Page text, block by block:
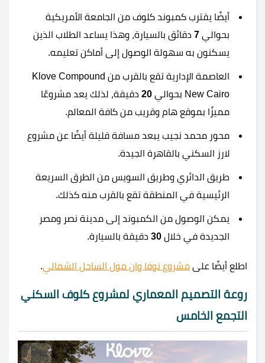
أيضًا يقترب كمبوند كلوف من الجامعة الأمريكية
بحوالي 7 دقائق بالسيارة، وهذا يساعد الطلاب الذين
يسكنون به سهولة الوصول إلى أماكن تعليمه.
العاصمة الإدارية تقع بالقرب من Klove Compound
New Cairo بحوالي
20 دقيقة، لذلك يعد مشروعًا
مميزًا بموقع هام وقريب من كافة المعالم.
محور محمد نجيب يبعد مسافة قليلة أيضًا عن مشروع
لارز السكني بالقاهرة الجيدة.
طريق الدائري وطريق السويس من الطرق السريعة
الرئيسية في المنطقة تقع بالقرب منه كذلك.
يمكن الوصول من الكمبوند إلى مدينة نصر ومصر
الجديدة في خلال 30 دقيقة بالسيارة.
اطلع أيضًا على مشروع نوفا وان مول الساحل الشمالي.
روعة التصميم المعماري لمشروع كلوف السكني
التجمع الخامس